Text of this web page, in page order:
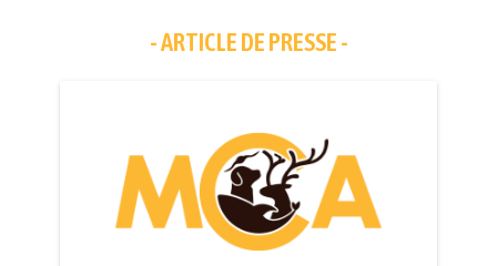
- ARTICLE DE PRESSE -